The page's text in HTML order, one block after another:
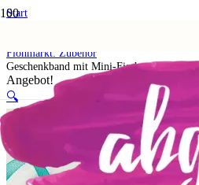
Start
Flohmarkt: Zubehör
Geschenkband mit Mini-Fischgrätmuster
Angebot!
🔍